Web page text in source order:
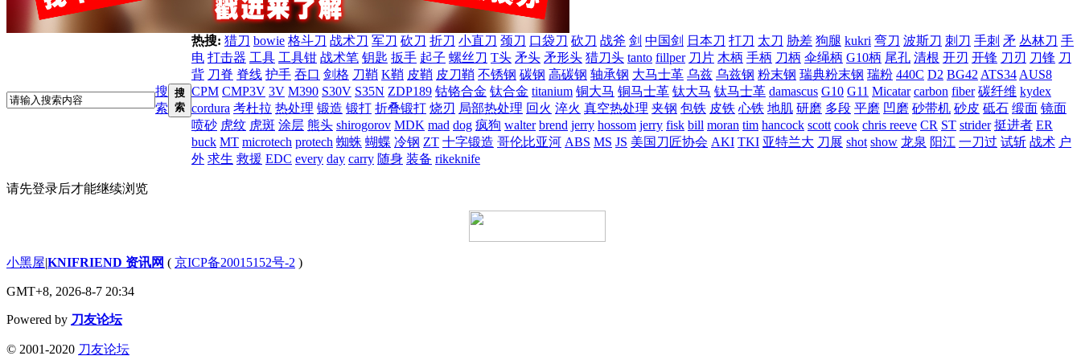
搜
索
搜
索
热搜: 猎刀 bowie 格斗刀 战术刀 军刀 砍刀 折刀 小直刀 颈刀 口袋刀 砍刀 战斧 剑 中国剑 日本刀 打刀 太刀 胁差 狗腿 kukri 弯刀 波斯刀 刺刀 手刺 矛 丛林刀 手
电 打击器 工具 工具钳 战术笔 钥匙 扳手 起子 螺丝刀 T头 矛头 矛形头 猎刀头 tanto fillper 刀片 木柄 手柄 刀柄 伞绳柄 G10柄 尾孔 清根 开刃 开锋 刀刃 刀锋 刀
背 刀脊 脊线 护手 吞口 剑格 刀鞘 K鞘 皮鞘 皮刀鞘 不锈钢 碳钢 高碳钢 轴承钢 大马士革 乌兹 乌兹钢 粉末钢 瑞典粉末钢 瑞粉 440C D2 BG42 ATS34 AUS8
CPM CMP3V 3V M390 S30V S35N ZDP189 钴铬合金 钛合金 titanium 铜大马 铜马士革 钛大马 钛马士革 damascus G10 G11 Micatar carbon fiber 碳纤维 kydex
cordura 考杜拉 热处理 锻造 锻打 折叠锻打 烧刃 局部热处理 回火 淬火 真空热处理 夹钢 包铁 皮铁 心铁 地肌 研磨 多段 平磨 凹磨 砂带机 砂皮 砥石 缎面 镜面
喷砂 虎纹 虎斑 涂层 熊头 shirogorov MDK mad dog 疯狗 walter brend jerry hossom jerry fisk bill moran tim hancock scott cook chris reeve CR ST strider 挺进者 ER
buck MT microtech protech 蜘蛛 蝴蝶 冷钢 ZT 十字锻造 哥伦比亚河 ABS MS JS 美国刀匠协会 AKI TKI 亚特兰大 刀展 shot show 龙泉 阳江 一刀过 试斩 战术 户
外 求生 救援 EDC every day carry 随身 装备 rikeknife
请先登录后才能继续浏览
小黑屋|KNIFRIEND 资讯网 ( 京ICP备20015152号-2 )
GMT+8, 2026-8-7 20:34
Powered by 刀友论坛
© 2001-2020 刀友论坛